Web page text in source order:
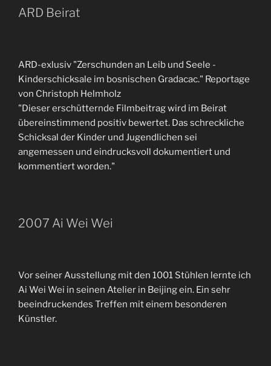
ARD Beirat
ARD-exlusiv "Zerschunden an Leib und Seele -
Kinderschicksale im bosnischen Gradacac." Reportage
von Christoph Helmholz
"Dieser erschütternde Filmbeitrag wird im Beirat
übereinstimmend positiv bewertet. Das schreckliche
Schicksal der Kinder und Jugendlichen sei
angemessen und eindrucksvoll dokumentiert und
kommentiert worden."
2007 Ai Wei Wei
Vor seiner Ausstellung mit den 1001 Stühlen lernte ich
Ai Wei Wei in seinen Atelier in Beijing ein. Ein sehr
beeindruckendes Treffen mit einem besonderen
Künstler.